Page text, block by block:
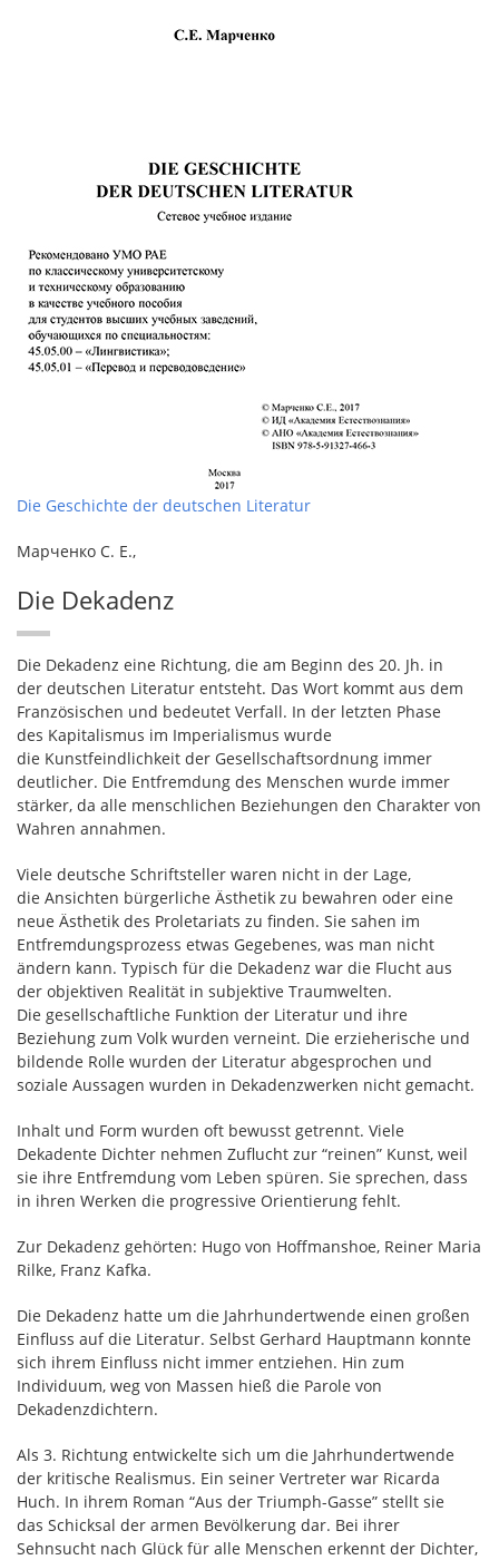
Die Geschichte der deutschen Literatur
Марченко С. Е.,
Die Dekadenz
Die Dekadenz eine Richtung, die am Beginn des 20. Jh. in
der deutschen Literatur entsteht. Das Wort kommt aus dem
Französischen und bedeutet Verfall. In der letzten Phase
des Kapitalismus im Imperialismus wurde
die Kunstfeindlichkeit der Gesellschaftsordnung immer
deutlicher. Die Entfremdung des Menschen wurde immer
stärker, da alle menschlichen Beziehungen den Charakter von
Wahren annahmen.
Viele deutsche Schriftsteller waren nicht in der Lage,
die Ansichten bürgerliche Ästhetik zu bewahren oder eine
neue Ästhetik des Proletariats zu finden. Sie sahen im
Entfremdungsprozess etwas Gegebenes, was man nicht
ändern kann. Typisch für die Dekadenz war die Flucht aus
der objektiven Realität in subjektive Traumwelten.
Die gesellschaftliche Funktion der Literatur und ihre
Beziehung zum Volk wurden verneint. Die erzieherische und
bildende Rolle wurden der Literatur abgesprochen und
soziale Aussagen wurden in Dekadenzwerken nicht gemacht.
Inhalt und Form wurden oft bewusst getrennt. Viele
Dekadente Dichter nehmen Zuflucht zur “reinen” Kunst, weil
sie ihre Entfremdung vom Leben spüren. Sie sprechen, dass
in ihren Werken die progressive Orientierung fehlt.
Zur Dekadenz gehörten: Hugo von Hoffmanshoe, Reiner Maria
Rilke, Franz Kafka.
Die Dekadenz hatte um die Jahrhundertwende einen großen
Einfluss auf die Literatur. Selbst Gerhard Hauptmann konnte
sich ihrem Einfluss nicht immer entziehen. Hin zum
Individuum, weg von Massen hieß die Parole von
Dekadenzdichtern.
Als 3. Richtung entwickelte sich um die Jahrhundertwende
der kritische Realismus. Ein seiner Vertreter war Ricarda
Huch. In ihrem Roman “Aus der Triumph-Gasse” stellt sie
das Schicksal der armen Bevölkerung dar. Bei ihrer
Sehnsucht nach Glück für alle Menschen erkennt der Dichter,